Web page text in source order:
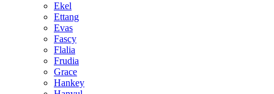
Ekel
Ettang
Evas
Fascy
Flalia
Frudia
Grace
Hankey